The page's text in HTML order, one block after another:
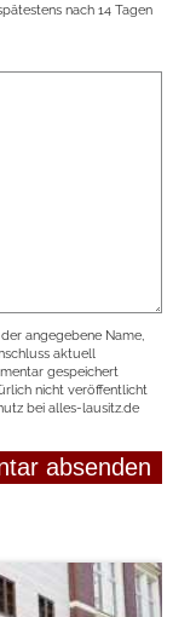
nach 14 Tagen
angegebene Name,
aktuell
gespeichert
nicht veröffentlicht
bei alles-lausitz.de